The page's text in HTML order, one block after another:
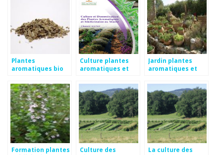
Plantes
aromatiques bio
Culture plantes
aromatiques et
Jardin plantes
aromatiques et
Formation plantes
Culture des
La culture des